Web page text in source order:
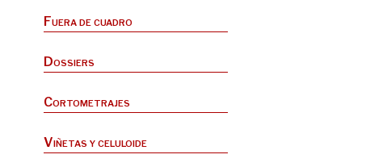
Fuera de cuadro
Dossiers
Cortometrajes
Viñetas y celuloide